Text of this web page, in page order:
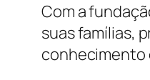
Com a
suas famílias,
conhecimento